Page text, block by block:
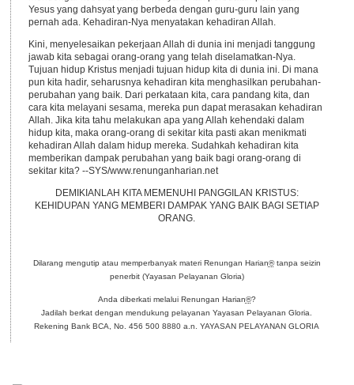
Yesus yang dahsyat yang berbeda dengan guru-guru lain yang
pernah ada. Kehadiran-Nya menyatakan kehadiran Allah.
Kini, menyelesaikan pekerjaan Allah di dunia ini menjadi tanggung
jawab kita sebagai orang-orang yang telah diselamatkan-Nya.
Tujuan hidup Kristus menjadi tujuan hidup kita di dunia ini. Di mana
pun kita hadir, seharusnya kehadiran kita menghasilkan perubahan-
perubahan yang baik. Dari perkataan kita, cara pandang kita, dan
cara kita melayani sesama, mereka pun dapat merasakan kehadiran
Allah. Jika kita tahu melakukan apa yang Allah kehendaki dalam
hidup kita, maka orang-orang di sekitar kita pasti akan menikmati
kehadiran Allah dalam hidup mereka. Sudahkah kehadiran kita
memberikan dampak perubahan yang baik bagi orang-orang di
sekitar kita? --SYS/www.renunganharian.net
DEMIKIANLAH KITA MEMENUHI PANGGILAN KRISTUS:
KEHIDUPAN YANG MEMBERI DAMPAK YANG BAIK BAGI SETIAP
ORANG.
Dilarang mengutip atau memperbanyak materi Renungan Harian®tanpa seizin
penerbit (Yayasan Pelayanan Gloria)
Anda diberkati melalui Renungan Harian®?
Jadilah berkat dengan mendukung pelayanan Yayasan Pelayanan Gloria.
Rekening Bank BCA, No. 456 500 8880 a.n. YAYASAN PELAYANAN GLORIA